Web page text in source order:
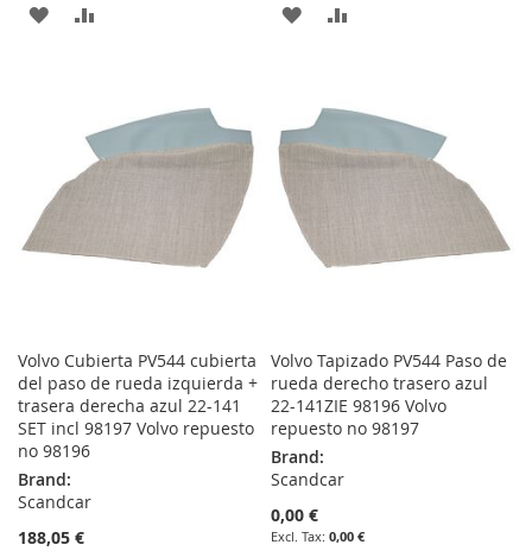
ADD
ADD
LIST
Volvo Cubierta PV544 cubierta
del paso de rueda izquierda +
trasera derecha azul 22-141
SET incl 98197 Volvo repuesto
no 98196
Brand:
Scandcar
188,05 €
Volvo Tapizado PV544 Paso de
rueda derecho trasero azul
22-141ZIE 98196 Volvo
repuesto no 98197
Brand:
Scandcar
0,00 €
0,00 €